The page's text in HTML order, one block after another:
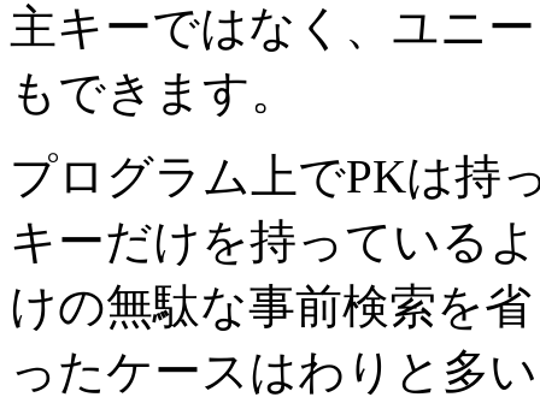
主キーではなく、ユニ
もできます。
プログラム上でPKは持
キーだけを持っている
けの無駄な事前検索を
ったケースはわりと多